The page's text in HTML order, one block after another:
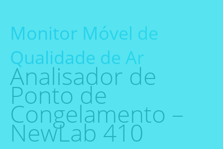
Monitor Móvel de
Qualidade de Ar
Analisador de
Ponto de
Congelamento –
NewLab 410